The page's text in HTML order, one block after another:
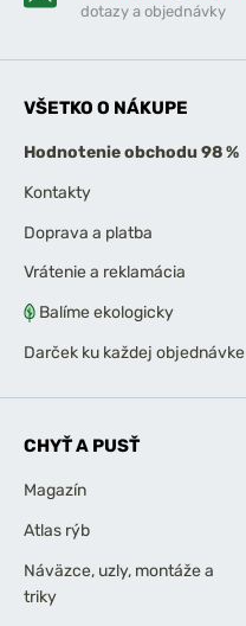
dotazy a objednávky
VŠETKO O NÁKUPE
Hodnotenie obchodu 98 %
Kontakty
Doprava a platba
Vrátenie a reklamácia
Balíme ekologicky
Darček ku každej objednávke
CHYŤ A PUSŤ
Magazín
Atlas rýb
Náväzce, uzly, montáže a
triky